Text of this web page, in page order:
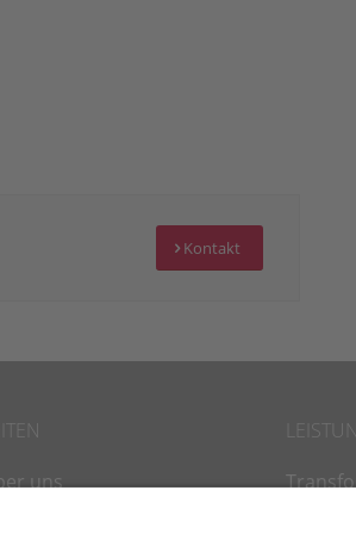
Kontakt
uns